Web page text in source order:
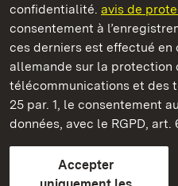
confidentialité. avis de
consentement à
ces derniers est effectué
allemande sur la protection
télécommunications et des
25 par. 1, le consentement
données, avec le RGPD, art.
Accepter
Châteaux et jardins publics
Contact et informationsFAQ
Protection des données
Explications sur
BITV-konform (geprüfte
plus loin